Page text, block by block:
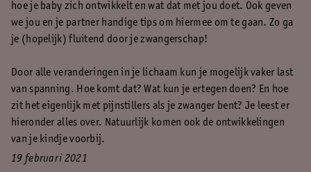
hoe je baby zich ontwikkelt en wat dat met jou doet. Ook geven
we jou en je partner handige tips om hiermee om te gaan. Zo ga
je (hopelijk) fluitend door je zwangerschap!
Door alle veranderingen in je lichaam kun je mogelijk vaker last
van spanning. Hoe komt dat? Wat kun je ertegen doen? En hoe
zit het eigenlijk met pijnstillers als je zwanger bent? Je leest er
hieronder alles over. Natuurlijk komen ook de ontwikkelingen
van je kindje voorbij.
19 februari 2021